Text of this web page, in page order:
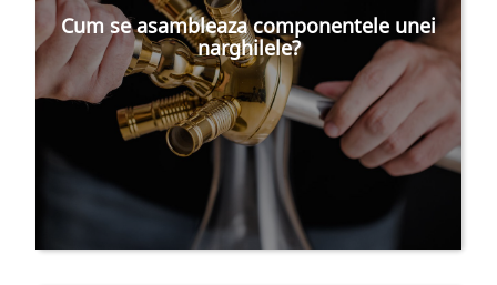
Cum se asambleaza componentele unei
narghilele?